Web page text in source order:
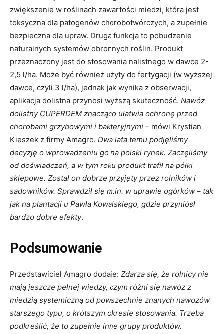
zwiększenie w roślinach zawartości miedzi, która jest
toksyczna dla patogenów chorobotwórczych, a zupełnie
bezpieczna dla upraw. Druga funkcja to pobudzenie
naturalnych systemów obronnych roślin. Produkt
przeznaczony jest do stosowania nalistnego w dawce 2-
2,5 l/ha. Może być również użyty do fertygacji (w wyższej
dawce, czyli 3 l/ha), jednak jak wynika z obserwacji,
aplikacja dolistna przynosi wyższą skuteczność. Nawóz
dolistny CUPERDEM znacząco ułatwia ochronę przed
chorobami grzybowymi i bakteryjnymi – mówi Krystian
Kieszek z firmy Amagro. Dwa lata temu podjęliśmy
decyzję o wprowadzeniu go na polski rynek. Zaczęliśmy
od doświadczeń, a w tym roku produkt trafił na półki
sklepowe. Został on dobrze przyjęty przez rolników i
sadowników. Sprawdził się m.in. w uprawie ogórków – tak
jak na plantacji u Pawła Kowalskiego, gdzie przyniósł
bardzo dobre efekty.
Podsumowanie
Przedstawiciel Amagro dodaje: Zdarza się, że rolnicy nie
mają jeszcze pełnej wiedzy, czym różni się nawóz z
miedzią systemiczną od powszechnie znanych nawozów
starszego typu, o krótszym okresie stosowania. Trzeba
podkreślić, że to zupełnie inne grupy produktów.